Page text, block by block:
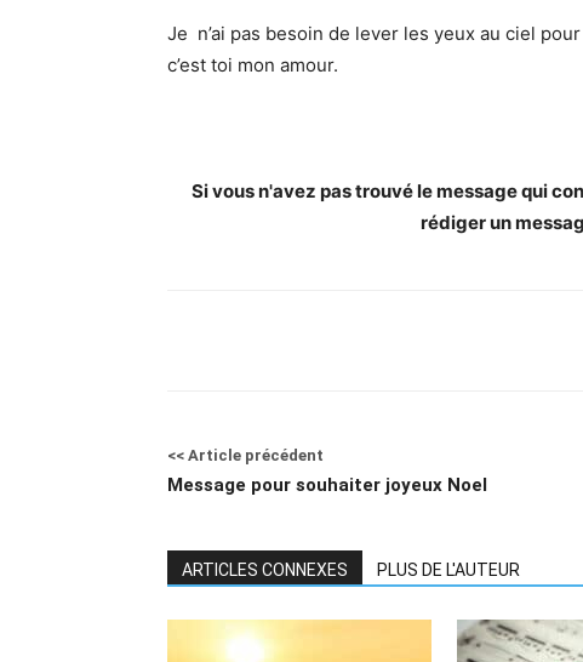
Je n’ai pas besoin de lever les yeux au ciel
c’est toi mon amour.
Si vous n'avez pas trouvé le message qui
rédiger un
<< Article précédent
Message pour souhaiter joyeux Noel
ARTICLES CONNEXES PLUS DE L'AUTEUR